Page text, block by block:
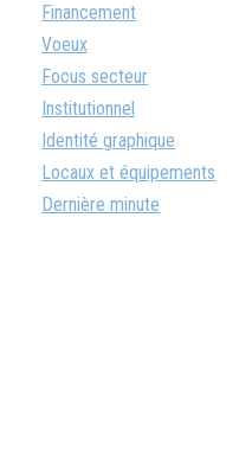
Financement
Voeux
Focus secteur
Institutionnel
Identité graphique
Locaux et équipements
Dernière minute